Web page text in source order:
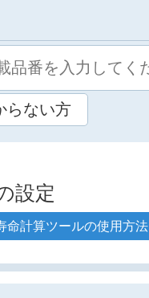
らない方
設定
命計算ツールの使用方法